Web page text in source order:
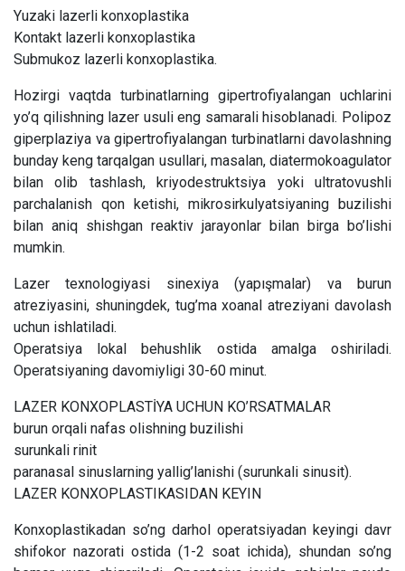
Yuzaki lazerli konxoplastika
Kontakt lazerli konxoplastika
Submukoz lazerli konxoplastika.
Hozirgi vaqtda turbinatlarning gipertrofiyalangan uchlarini
yo’q qilishning lazer usuli eng samarali hisoblanadi. Polipoz
giperplaziya va gipertrofiyalangan turbinatlarni davolashning
bunday keng tarqalgan usullari, masalan, diatermokoagulator
bilan olib tashlash, kriyodestruktsiya yoki ultratovushli
parchalanish qon ketishi, mikrosirkulyatsiyaning buzilishi
bilan aniq shishgan reaktiv jarayonlar bilan birga bo’lishi
mumkin.
Lazer texnologiyasi sinexiya (yapışmalar) va burun
atreziyasini, shuningdek, tug’ma xoanal atreziyani davolash
uchun ishlatiladi.
Operatsiya lokal behushlik ostida amalga oshiriladi.
Operatsiyaning davomiyligi 30-60 minut.
LAZER KONXOPLASTİYA UCHUN KO’RSATMALAR
burun orqali nafas olishning buzilishi
surunkali rinit
paranasal sinuslarning yallig’lanishi (surunkali sinusit).
LAZER KONXOPLASTIKASIDAN KEYIN
Konxoplastikadan so’ng darhol operatsiyadan keyingi davr
shifokor nazorati ostida (1-2 soat ichida), shundan so’ng
Bizning shifokorlarimiz sizga maslahat berishdan xursand bo'lishadi!